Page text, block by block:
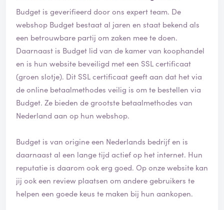
Budget is geverifieerd door ons expert team. De
webshop Budget bestaat al jaren en staat bekend als
een betrouwbare partij om zaken mee te doen.
Daarnaast is Budget lid van de kamer van koophandel
en is hun website beveiligd met een SSL certificaat
(groen slotje). Dit SSL certificaat geeft aan dat het via
de online betaalmethodes veilig is om te bestellen via
Budget. Ze bieden de grootste betaalmethodes van
Nederland aan op hun webshop.
Budget is van origine een Nederlands bedrijf en is
daarnaast al een lange tijd actief op het internet. Hun
reputatie is daarom ook erg goed. Op onze website kan
jij ook een review plaatsen om andere gebruikers te
helpen een goede keus te maken bij hun aankopen.